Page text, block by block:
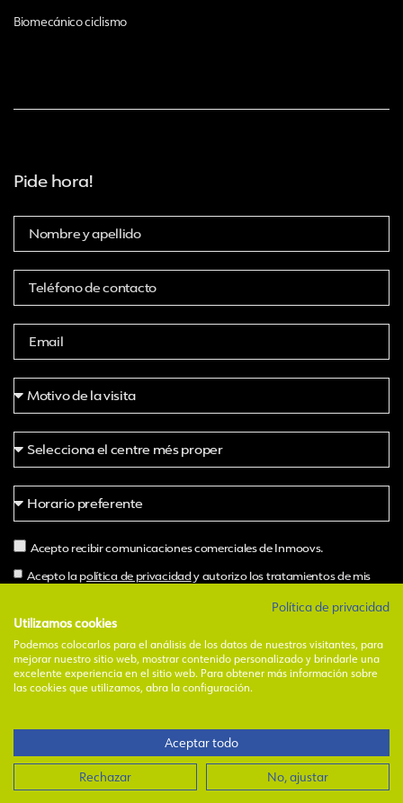
Biomecánico ciclismo
Pide hora!
Acepto recibir comunicaciones comerciales de Inmoovs.
Acepto la política de privacidady autorizo los tratamientos de mis
Pide hora
Alternative:
Aviso legalIPolítica de privacidad
cookiesICanal y código ético
¿Necesitas ayuda?
Política de privacidad
Utilizamos cookies
Podemos colocarlos para el análisis de los datos de nuestros visitantes, para
mejorar nuestro sitio web, mostrar contenido personalizado y brindarle una
excelente experiencia en el sitio web. Para obtener más información sobre
las cookies que utilizamos, abra la configuración.
Aceptar todo
Rechazar No, ajustar